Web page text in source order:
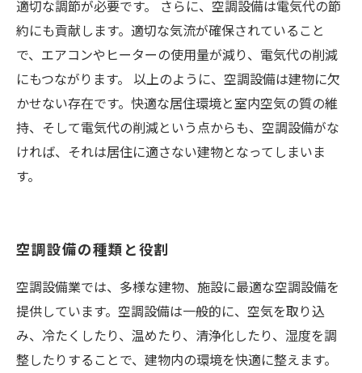
適切な調節が必要です。 さらに、空調設備は電気代の節
約にも貢献します。適切な気流が確保されていること
で、エアコンやヒーターの使用量が減り、電気代の削減
にもつながります。 以上のように、空調設備は建物に欠
かせない存在です。快適な居住環境と室内空気の質の維
持、そして電気代の削減という点からも、空調設備がな
ければ、それは居住に適さない建物となってしまいま
す。
空調設備の種類と役割
空調設備業では、多様な建物、施設に最適な空調設備を
提供しています。空調設備は一般的に、空気を取り込
み、冷たくしたり、温めたり、清浄化したり、湿度を調
整したりすることで、建物内の環境を快適に整えます。